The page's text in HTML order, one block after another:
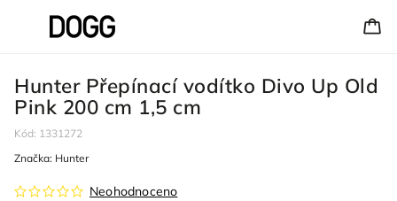
Hunter Přepínací vodítko Divo Up Old
Pink 200 cm 1,5 cm
Kód: 1331272
Neohodnoceno
Značka: Hunter